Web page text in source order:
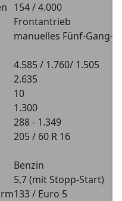
154 / 4.000
Frontantrieb
manuelles Fünf-Gang-
4.585 / 1.760/ 1.505
2.635
10
1.300
288 - 1.349
205 / 60 R 16
Benzin
5,7 (mit Stopp-Start)
133 / Euro 5